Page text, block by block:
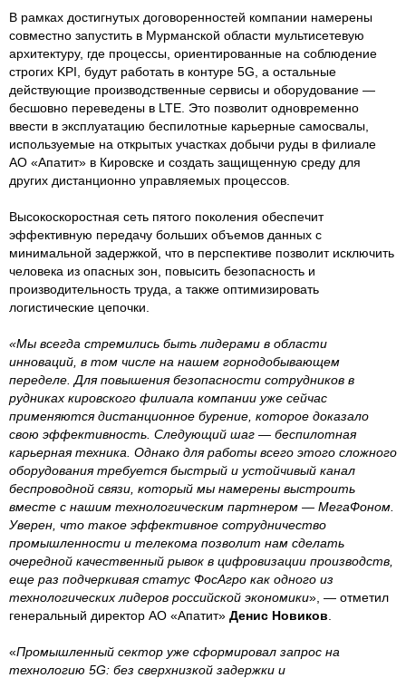
В рамках достигнутых договоренностей компании намерены
совместно запустить в Мурманской области мультисетевую
архитектуру, где процессы, ориентированные на соблюдение
строгих KPI, будут работать в контуре 5G, а остальные
действующие производственные сервисы и оборудование —
бесшовно переведены в LTE. Это позволит одновременно
ввести в эксплуатацию беспилотные карьерные самосвалы,
используемые на открытых участках добычи руды в филиале
АО «Апатит» в Кировске и создать защищенную среду для
других дистанционно управляемых процессов.
Высокоскоростная сеть пятого поколения обеспечит
эффективную передачу больших объемов данных с
минимальной задержкой, что в перспективе позволит исключить
человека из опасных зон, повысить безопасность и
производительность труда, а также оптимизировать
логистические цепочки.
«Мы всегда стремились быть лидерами в области
инноваций, в том числе на нашем горнодобывающем
переделе. Для повышения безопасности сотрудников в
рудниках кировского филиала компании уже сейчас
применяются дистанционное бурение, которое доказало
свою эффективность. Следующий шаг — беспилотная
карьерная техника. Однако для работы всего этого сложного
оборудования требуется быстрый и устойчивый канал
беспроводной связи, который мы намерены выстроить
вместе с нашим технологическим партнером — МегаФоном.
Уверен, что такое эффективное сотрудничество
промышленности и телекома позволит нам сделать
очередной качественный рывок в цифровизации производств,
еще раз подчеркивая статус ФосАгро как одного из
технологических лидеров российской экономики», — отметил
генеральный директор АО «Апатит» Денис Новиков
«Промышленный сектор уже сформировал запрос на
технологию 5G: без сверхнизкой задержки и